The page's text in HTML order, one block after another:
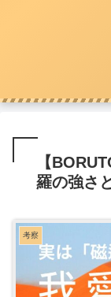
【
羅の強さ
考察